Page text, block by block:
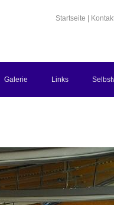
Startseite
Galerie Links